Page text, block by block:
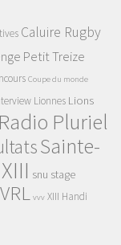
Caluire Rugby
Petit Treize
Coupe du monde
Lionnes Lions
Radio Pluriel
Sainte-
snu stage
vvv XIII Handi